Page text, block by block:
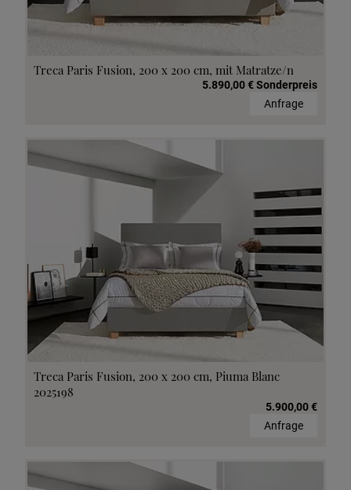
Treca Paris Fusion, 200 x 200 cm, mit Matratze/n
5.890,00 € Sonderpreis
Anfrage
Treca Paris Fusion, 200 x 200 cm, Piuma Blanc
2025198
5.900,00 €
Anfrage